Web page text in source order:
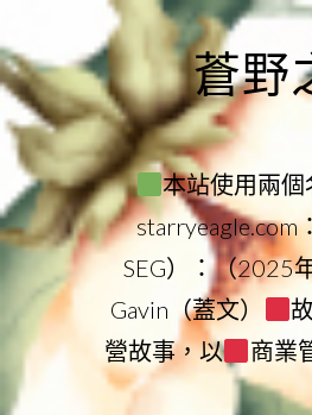
to
content
蒼野
本站使用兩個
starryeagle.com
SEG）：（2025
Gavin（蓋文）
營故事，以
商業